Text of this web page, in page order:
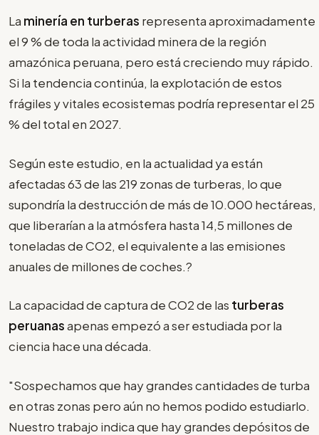
La minería en turberas representa aproximadamente
el 9 % de toda la actividad minera de la región
amazónica peruana, pero está creciendo muy rápido.
Si la tendencia continúa, la explotación de estos
frágiles y vitales ecosistemas podría representar el 25
% del total en 2027.
Según este estudio, en la actualidad ya están
afectadas 63 de las 219 zonas de turberas, lo que
supondría la destrucción de más de 10.000 hectáreas,
que liberarían a la atmósfera hasta 14,5 millones de
toneladas de CO2, el equivalente a las emisiones
anuales de millones de coches.?
La capacidad de captura de CO2 de las turberas
peruanasapenas empezó a ser estudiada por la
ciencia hace una década.
"Sospechamos que hay grandes cantidades de turba
en otras zonas pero aún no hemos podido estudiarlo.
Nuestro trabajo indica que hay grandes depósitos de